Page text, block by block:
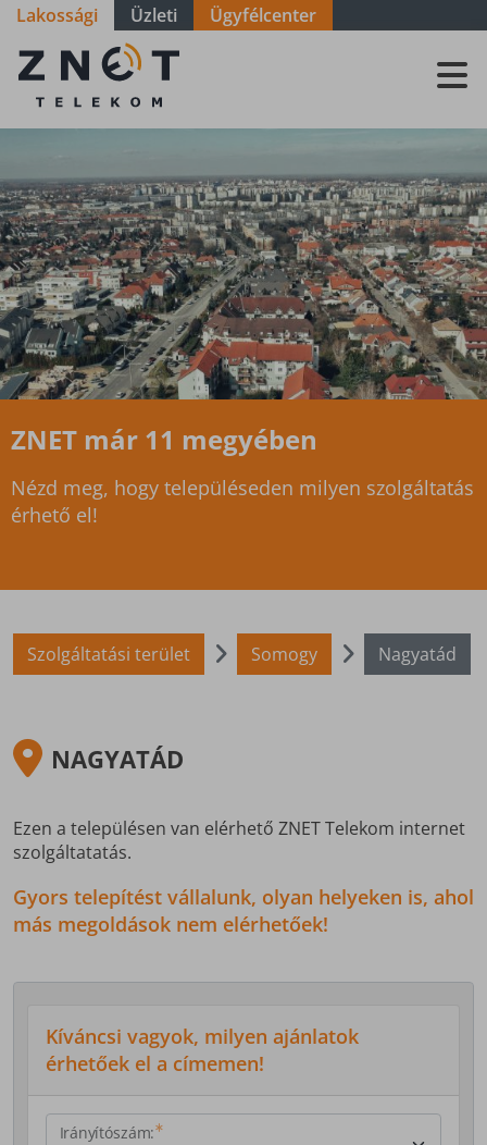
Lakossági Üzleti Ügyfélcenter
Szolgáltatási
terület -
Somogy -
ZNET már 11 megyében
Nézd meg, hogy településeden milyen szolgáltatás
érhető el!
Szolgáltatási terület Somogy Nagyatád
NAGYATÁD
Ezen a településen van elérhető ZNET Telekom internet
szolgáltatatás.
Gyors telepítést vállalunk, olyan helyeken is, ahol
más megoldások nem elérhetőek!
Kíváncsi vagyok, milyen ajánlatok
érhetőek el a címemen!
Irányítószám: